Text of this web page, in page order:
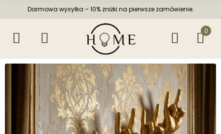
Darmowa wysyłka – 10% zniżki na pierwsze zamówienie.
0